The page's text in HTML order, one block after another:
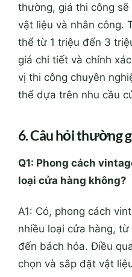
thường, giá thi công
vật liệu và nhân công.
thể từ 1 triệu đến 3
giá chi tiết và chính
vị thi công chuyên
thể dựa trên nhu cầu
6. Câu hỏi thường
Q1: Phong cách
loại cửa hàng không?
A1: Có, phong cách
nhiều loại cửa hàng,
đến bách hóa. Điều
chọn và sắp đặt vật